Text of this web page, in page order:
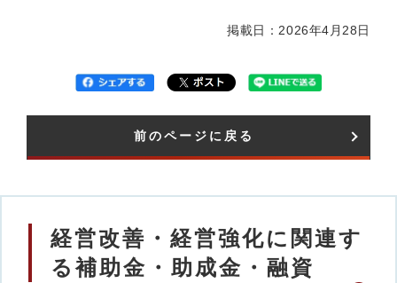
掲載日：2026年4月28日
前のページに戻る
経営改善・経営強化に関連す
る補助金・助成金・融資